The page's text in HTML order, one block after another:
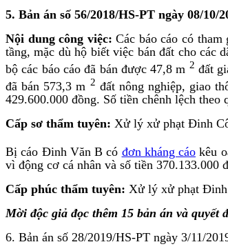
5. Bản án số 56/2018/HS-PT ngày 08/10/
Nội dung công việc: Các báo cáo có
tầng, mặc dù hộ biết việc bán đất cho các
bộ các báo cáo đã bán được 47,8 m 2 đất
đã bán 573,3 m 2 đất nông nghiệp, giao
429.600.000 đồng. Số tiền chênh lệch
Cấp sơ thẩm tuyên: Xử lý xử phạt Đinh
Bị cáo Đinh Văn B có đơn kháng cáo kêu
vì động cơ cá nhân và số tiền 370.133.000
Cấp phúc thẩm tuyên: Xử lý xử phạt
Mời độc giả đọc thêm 15 bản án và quyết
6. Bản án số 28/2019/HS-PT ngày 3/11/